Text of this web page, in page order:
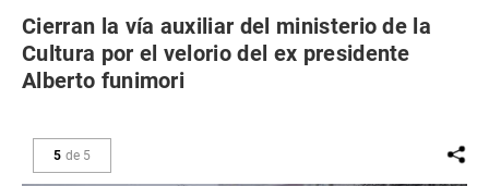
Cierran la vía auxiliar del ministerio de la
Cultura por el velorio del ex presidente
Alberto funimori
5 de 5